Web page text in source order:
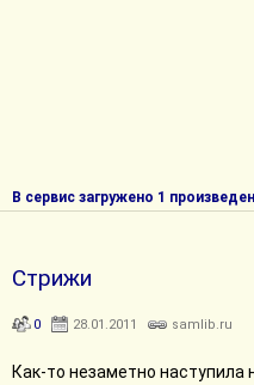
В сервис загружено 1
Стрижи
0 28.01.2011 samlib.ru
Как-то незаметно наступила